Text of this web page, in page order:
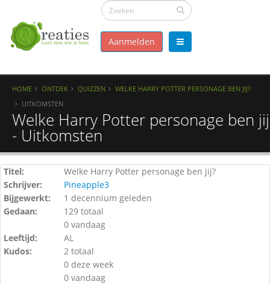
Aanmelden
HOME ONTDEK QUIZZEN
WELKE HARRY POTTER PERSONAGE BEN JIJ?
UITKOMSTEN
Welke Harry Potter personage ben
- Uitkomsten
Titel:
Welke Harry Potter personage ben jij?
Schrijver:
Pineapple3
Bijgewerkt:
1 decennium geleden
Gedaan:
129 totaal
0 vandaag
Leeftijd:
AL
Kudos:
2 totaal
0 deze week
0 vandaag